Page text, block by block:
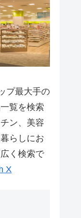
プ最大手の
覧を検索
ン、美容
らしにお
く検索で
X